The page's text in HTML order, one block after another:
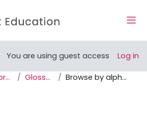
You are using guest access Log in
Forum Glossario Browse by alphabet